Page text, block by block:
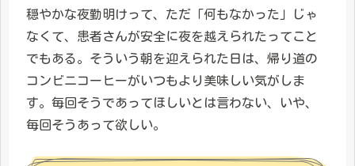
穏やかな夜勤明けって、ただ「何もなかった」じゃ
なくて、患者さんが安全に夜を越えられたってこと
でもある。そういう朝を迎えられた日は、帰り道の
コンビニコーヒーがいつもより美味しい気がしま
す。毎回そうであってほしいとは言わない、いや、
毎回そうあって欲しい。